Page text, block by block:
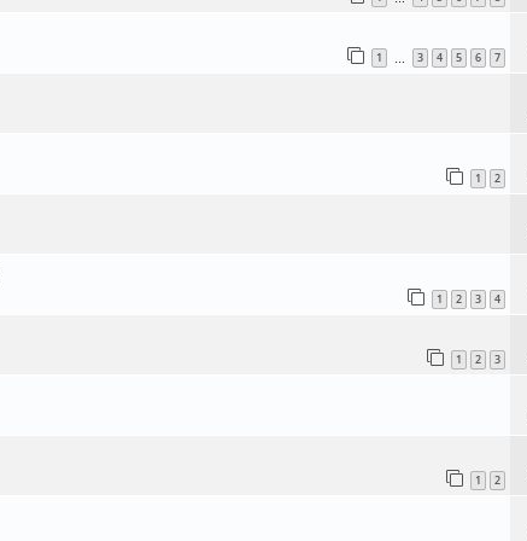
1 3 4 5 6 7
1 2
1 2 3 4
1 2 3
1 2